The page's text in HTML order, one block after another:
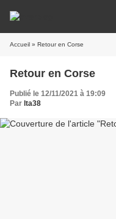
Accueil » Retour en Corse
Retour en Corse
Publié le 12/11/2021 à 19:09
Par lta38